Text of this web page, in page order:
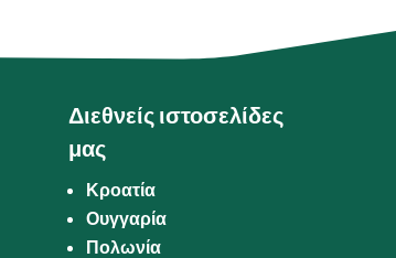
Διεθνείς ιστοσελίδες
μας
Κροατία
Ουγγαρία
Πολωνία